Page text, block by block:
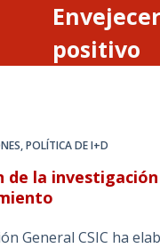
positivo
,POLÍTICA DE I+D
de la
General CSIC ha